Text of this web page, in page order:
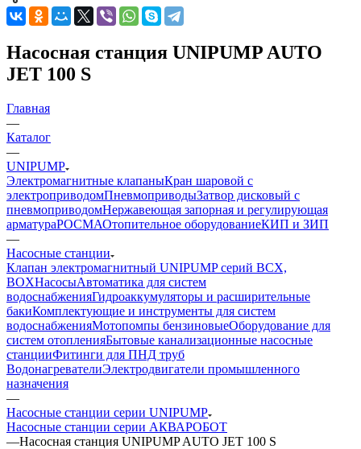
Насосная станция UNIPUMP AUTO
JET 100 S
Главная
—
Каталог
—
UNIPUMP
Электромагнитные клапаныКран шаровой с
электроприводомПневмоприводыЗатвор дисковый с
пневмоприводомНержавеющая запорная и регулирующая
арматураРОСМАОтопительное оборудованиеКИП и ЗИП
—
Насосные станции
Клапан электромагнитный UNIPUMP серий BCX,
BOXНасосыАвтоматика для систем
водоснабженияГидроаккумуляторы и расширительные
бакиКомплектующие и инструменты для систем
водоснабженияМотопомпы бензиновыеОборудование для
систем отопленияБытовые канализационные насосные
станцииФитинги для ПНД труб
ВодонагревателиЭлектродвигатели промышленного
назначения
—
Насосные станции серии UNIPUMP
Насосные станции серии АКВАРОБОТ
—Насосная станция UNIPUMP AUTO JET 100 S